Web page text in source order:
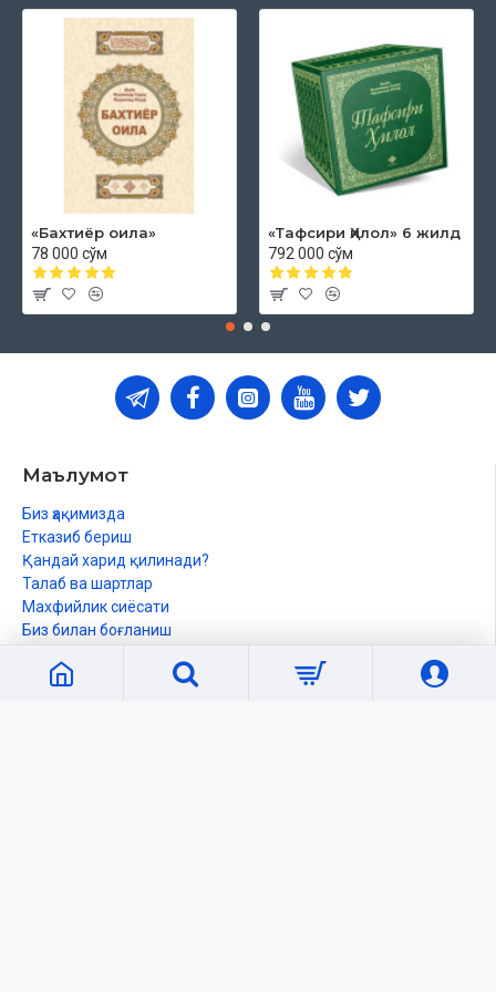
«Бахтиёр оила»
78 000 сўм
«Тафсири Ҳилол» 6 жилд
792 000 сўм
Маълумот
Биз ҳақимизда
Етказиб бериш
Қандай харид қилинади?
Талаб ва шартлар
Махфийлик сиёсати
Биз билан боғланиш
Кабинет